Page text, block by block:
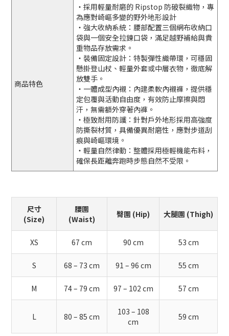
商品特色
・採用輕量耐磨的 Ripstop 防破裂織物，專
為應對崎嶇多變的野外地形設計
・強大收納系統：腰部配置三個網布收納口
袋與一個安全拉鍊口袋，滿足越野補給與貴
重物品存放需求。
・裝備固定設計：特製彈性織帶環，可穩固
懸掛登山杖、輕量外套或中層衣物，徹底解
放雙手。
・一體成型內襯：內建柔軟內襯褲，提供穩
定包覆與活動自由度，有效防止摩擦與悶
汗，無需額外穿著內褲。
・極致耐用防護：針對戶外地形採用高強度
防撕裂材質，具備優異耐磨性，應對步道刮
痕與崎嶇環境。
・輕量自然律動：整體採用極輕機能布料，
確保長距離奔跑時步態自然不受限。
尺寸
(Size)
腰圍
(Waist)
臀圍 (Hip) 大腿圍 (Thigh)
XS 67 cm 90 cm 53 cm
S 68 – 73 cm 91 – 96 cm 55 cm
M 74 – 79 cm 97 – 102 cm 57 cm
L 80 – 85 cm
103 – 108
cm
59 cm